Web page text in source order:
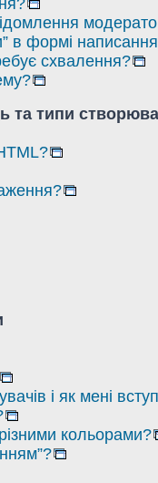
в формі
схвалення?
та типи
і як мені
кольорами?